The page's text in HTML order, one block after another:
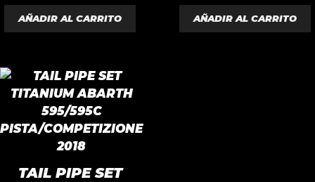
AÑADIR AL CARRITO
e
5
AÑADIR AL CARRITO
TAIL PIPE SET